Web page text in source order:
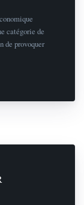
catégorie de
de provoquer